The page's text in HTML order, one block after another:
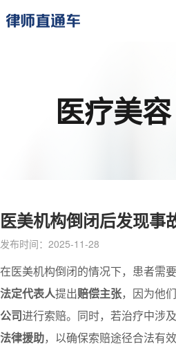
医疗美容
医美机构倒闭后发现事
发布时间：2025-11-28
在医美机构倒闭的情况下，患者需
法定代表人提出赔偿主张，因为他
公司进行索赔。同时，若治疗中涉
法律援助，以确保索赔途径合法有